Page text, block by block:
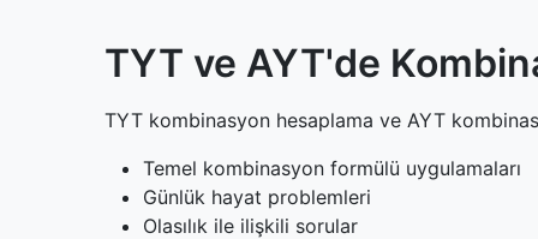
TYT ve AYT'de
TYT kombinasyon hesaplama ve AYT
Temel kombinasyon formülü uygulamaları
Günlük hayat problemleri
Olasılık ile ilişkili sorular